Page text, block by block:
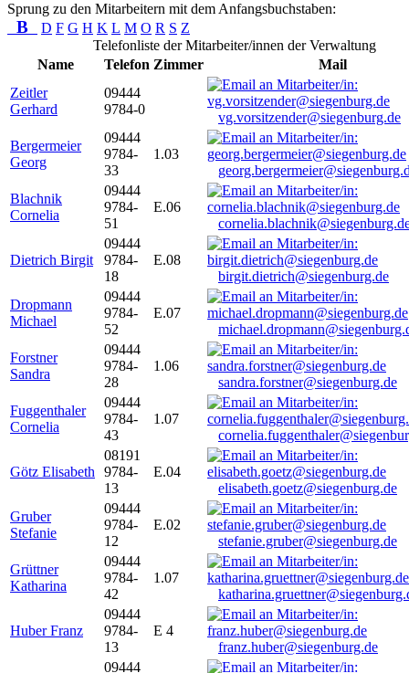
Sprung zu den Mitarbeitern mit dem Anfangsbuchstaben:
B D F G H K L M O R S Z
Telefonliste der Mitarbeiter/innen der Verwaltung
Name
Telefon Zimmer
Mail
Zeitler
Gerhard
09444
9784-0
vg.vorsitzender@siegenburg.de
Bergermeier
Georg
09444
9784-
33
1.03
Blachnik
Cornelia
09444
9784-
51
E.06
Dietrich Birgit
09444
9784-
18
E.08
birgit.dietrich@siegenburg.de
Dropmann
Michael
09444
9784-
52
E.07
Forstner
Sandra
09444
9784-
28
1.06
sandra.forstner@siegenburg.de
Fuggenthaler
Cornelia
09444
9784-
43
1.07
Götz Elisabeth
08191
9784-
13
E.04
elisabeth.goetz@siegenburg.de
Gruber
Stefanie
09444
9784-
12
E.02
stefanie.gruber@siegenburg.de
Grüttner
Katharina
09444
9784-
42
1.07
Huber Franz
09444
9784-
13
E 4
franz.huber@siegenburg.de
09444